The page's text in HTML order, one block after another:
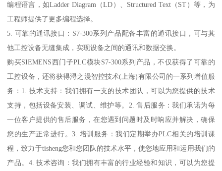
编程语言，如Ladder Diagram（LD）、Structured Text（ST）等，为
工程师提供了更多编程选择。
5. 可靠的通讯接口：S7-300系列产品配备丰富的通讯接口，可与其
他工控设备无缝集成，实现设备之间的通讯和数据交换。
购买SIEMENS西门子PLC模块S7-300系列产品，不仅获得了可靠的
工控设备，还将获得浔之漫智控技术(上海)有限公司的一系列增值服
务：1. 技术支持：我们拥有一支的技术团队，可以为您提供的技术
支持，包括设备安装、调试、维护等。2. 售后服务：我们承诺为每
一位客户提供的售后服务，在您遇到问题时及时响应并解决，确保
您的生产正常进行。3. 培训服务：我们定期举办PLC相关的培训课
程，致力于tisheng您和您团队的技术水平，使您地应用和运用我们的
产品。4. 技术咨询：我们拥有丰富的行业经验和知识，可以为您提